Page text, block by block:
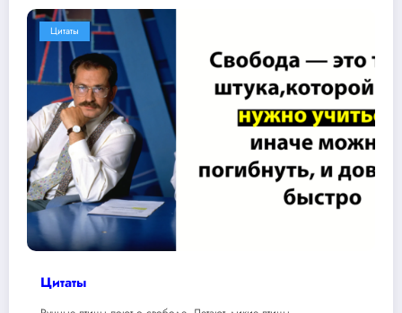
Цитаты
Цитаты